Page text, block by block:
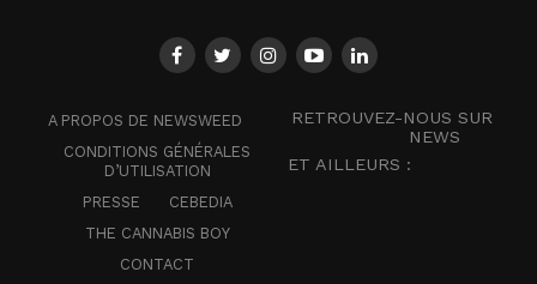
A PROPOS DE NEWSWEED
CONDITIONS GÉNÉRALES
D’UTILISATION
PRESSE
CEBEDIA
THE CANNABIS BOY
CONTACT
RETROUVEZ-NOUS SUR
NEWS
ET AILLEURS :